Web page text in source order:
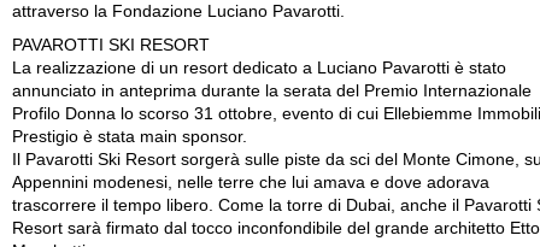
attraverso la Fondazione Luciano Pavarotti.
PAVAROTTI SKI RESORT
La realizzazione di un resort dedicato a Luciano Pavarotti è stato
annunciato in anteprima durante la serata del Premio Internazionale
Profilo Donna lo scorso 31 ottobre, evento di cui Ellebiemme
Prestigio è stata main sponsor.
Il Pavarotti Ski Resort sorgerà sulle piste da sci del Monte Cimone,
Appennini modenesi, nelle terre che lui amava e dove adorava
trascorrere il tempo libero. Come la torre di Dubai, anche il Pavarotti
Resort sarà firmato dal tocco inconfondibile del grande architetto